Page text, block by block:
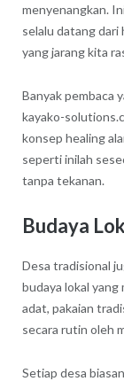
menyenangkan.
selalu datang dari
yang jarang kita
Banyak pembaca
kayako-
konsep healing
seperti inilah
tanpa tekanan.
Budaya
Desa tradisional
budaya lokal yang
adat, pakaian
secara rutin oleh
Setiap desa